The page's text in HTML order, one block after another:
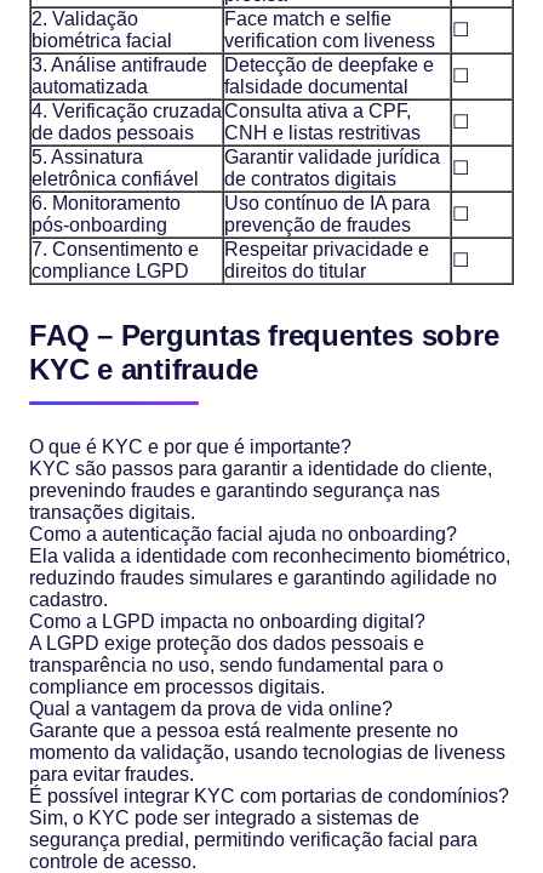
2. Validação
biométrica facial
Face match e selfie
verification com liveness
☐
3. Análise antifraude
automatizada
Detecção de deepfake e
falsidade documental
☐
4. Verificação cruzada
de dados pessoais
Consulta ativa a CPF,
CNH e listas restritivas
☐
5. Assinatura
eletrônica confiável
Garantir validade jurídica
de contratos digitais
☐
6. Monitoramento
pós-onboarding
Uso contínuo de IA para
prevenção de fraudes
☐
7. Consentimento e
compliance LGPD
Respeitar privacidade e
direitos do titular
☐
FAQ – Perguntas frequentes sobre
KYC e antifraude
O que é KYC e por que é importante?
KYC são passos para garantir a identidade do cliente,
prevenindo fraudes e garantindo segurança nas
transações digitais.
Como a autenticação facial ajuda no onboarding?
Ela valida a identidade com reconhecimento biométrico,
reduzindo fraudes simulares e garantindo agilidade no
cadastro.
Como a LGPD impacta no onboarding digital?
A LGPD exige proteção dos dados pessoais e
transparência no uso, sendo fundamental para o
compliance em processos digitais.
Qual a vantagem da prova de vida online?
Garante que a pessoa está realmente presente no
momento da validação, usando tecnologias de liveness
para evitar fraudes.
É possível integrar KYC com portarias de condomínios?
Sim, o KYC pode ser integrado a sistemas de
segurança predial, permitindo verificação facial para
controle de acesso.